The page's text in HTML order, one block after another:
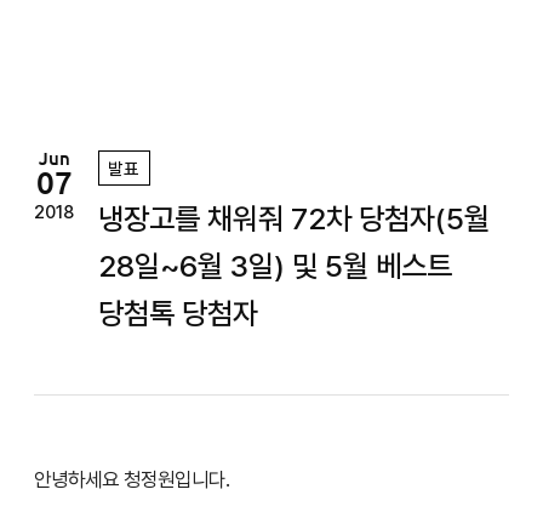
Jun
07
2018
발표
냉장고를 채워줘 72차 당첨자(5월
28일~6월 3일) 및 5월 베스트
당첨톡 당첨자
안녕하세요 청정원입니다.